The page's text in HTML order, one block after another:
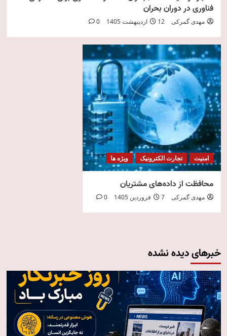
فناوری در دوران بحران
مهدی گمرکی 12 اردیبهشت 1405 0
امنیت تجارت الکترونیک ویژه ها
محافظت از داده‌های مشتریان
مهدی گمرکی 7 فروردین 1405 0
خبرهای دیده نشده